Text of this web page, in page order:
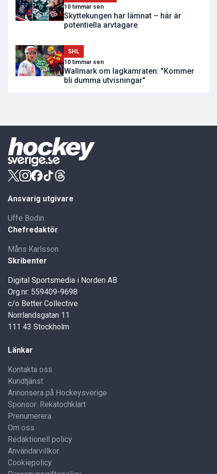
10 timmar sen
Skyttekungen har lämnat – här är
potentiella arvtagare
SHL
10 timmar sen
Wallmark om lagkamraten: "Kommer
bli dumma utvisningar"
Ansvarig utgivare
Uffe Bodin
Chefredaktör
Måns Karlsson
Skribenter
Digital Sportsmedia i Norden AB
Org.nr: 559409-9698
c/o Better Collective
Norrlandsgatan 11
111 43 Stockholm
Länkar
Kontakta oss
Kundtjänst
Annonsera på Hockeysverige
Sponsor: Rekatochklart
Prenumerera
Om oss
Redaktionell policy
Användarvillkor
Cookiepolicy